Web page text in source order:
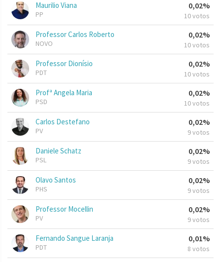
Maurilio Viana
PP
0,02%
10 votos
Professor Carlos Roberto
NOVO
0,02%
10 votos
Professor Dionísio
PDT
0,02%
10 votos
Profª Angela Maria
PSD
0,02%
10 votos
Carlos Destefano
PV
0,02%
9 votos
Daniele Schatz
PSL
0,02%
9 votos
Olavo Santos
PHS
0,02%
9 votos
Professor Mocellin
PV
0,02%
9 votos
Fernando Sangue Laranja
PDT
0,01%
8 votos